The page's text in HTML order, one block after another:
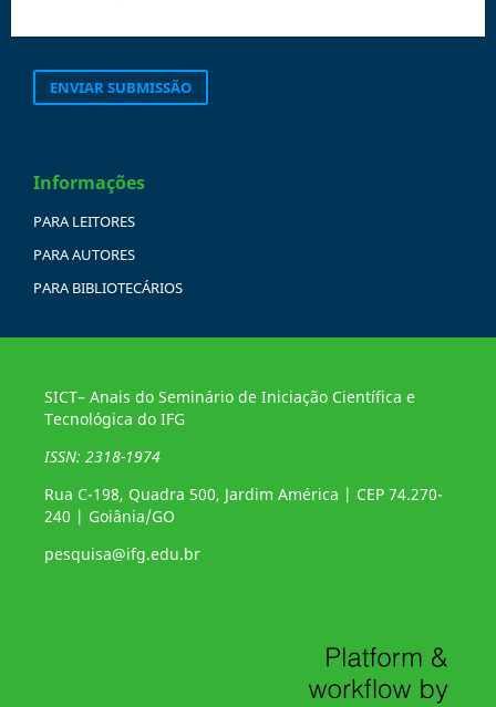
ENVIAR SUBMISSÃO
Informações
PARA LEITORES
PARA AUTORES
PARA BIBLIOTECÁRIOS
SICT– Anais do Seminário de Iniciação Científica e
Tecnológica do IFG
ISSN: 2318-1974
Rua C-198, Quadra 500, Jardim América | CEP 74.270-
240 | Goiânia/GO
pesquisa@ifg.edu.br